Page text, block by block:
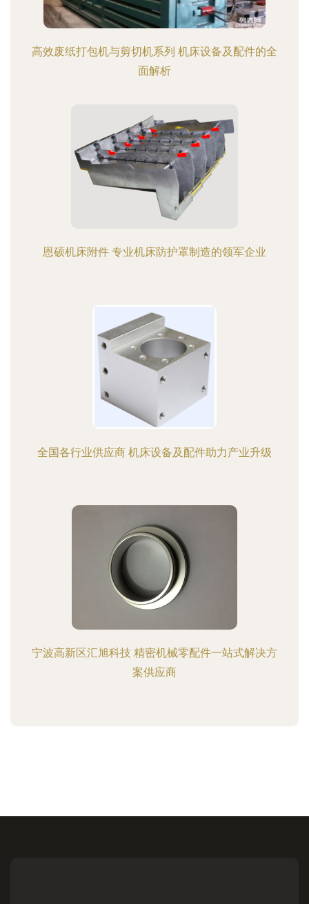
高效废纸打包机与剪切机系列 机床设备及配件的全
面解析
恩硕机床附件 专业机床防护罩制造的领军企业
全国各行业供应商 机床设备及配件助力产业升级
宁波高新区汇旭科技 精密机械零配件一站式解决方
案供应商